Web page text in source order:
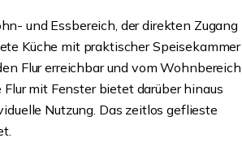
und Essbereich, der direkten Zugang
Küche mit praktischer Speisekammer
Flur erreichbar und vom Wohnbereich
mit Fenster bietet darüber hinaus
Nutzung. Das zeitlos geflieste